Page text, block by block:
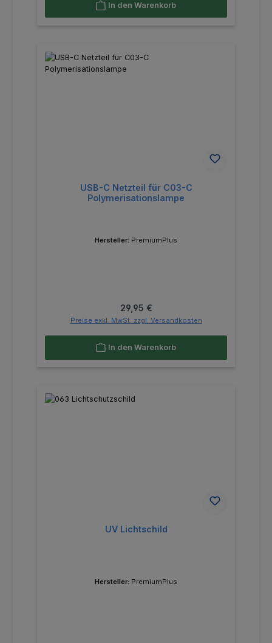
In den Warenkorb
USB-C Netzteil für C03-C
Polymerisationslampe
Hersteller: PremiumPlus
Regulärer Preis:
29,95 €
Preise exkl. MwSt. zzgl. Versandkosten
In den Warenkorb
UV Lichtschild
Hersteller: PremiumPlus